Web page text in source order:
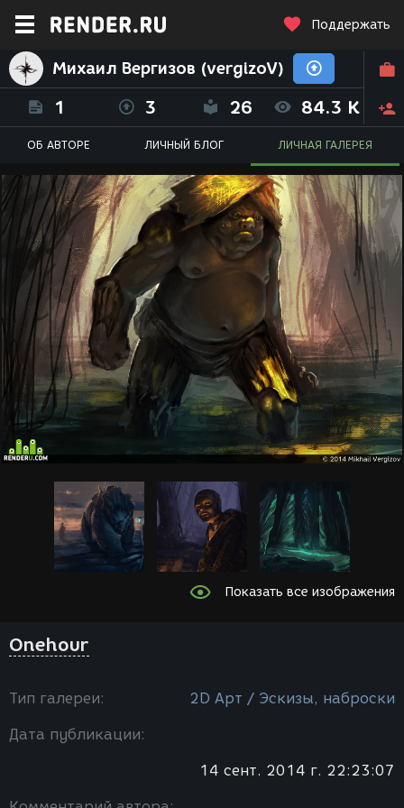
Поддержать
Михаил Вергизов (vergizoV)
1 3 26 84.3 K
ОБ АВТОРЕ ЛИЧНЫЙ БЛОГ ЛИЧНАЯ ГАЛЕРЕЯ
Показать все изображения
Onehour
Тип галереи: 2D Арт / Эскизы, наброски
Дата публикации:
14 сент. 2014 г. 22:23:07